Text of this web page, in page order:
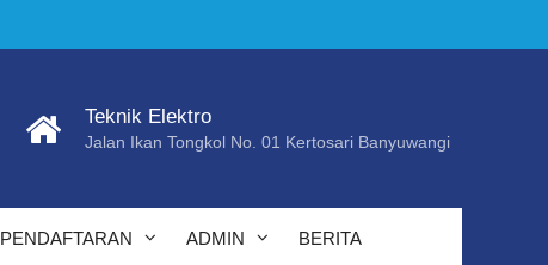
Teknik Elektro
Jalan Ikan Tongkol No. 01 Kertosari Banyuwangi
PENDAFTARAN ADMIN BERITA